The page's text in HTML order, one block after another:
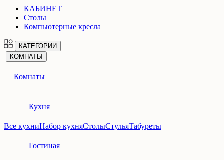
КАБИНЕТ
Столы
Компьютерные кресла
КАТЕГОРИИ
КОМНАТЫ
Комнаты
Кухня
Все кухниНабор кухняСтолыСтульяТабуреты
Гостиная